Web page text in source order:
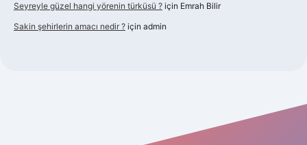
Seyreyle güzel hangi yörenin türküsü ? için Emrah Bilir
Sakin şehirlerin amacı nedir ? için admin